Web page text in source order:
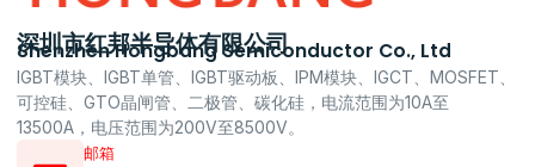
深圳市红邦半导体有限公司
Shenzhen Hongbang Semiconductor Co., Ltd
IGBT模块、IGBT单管、IGBT驱动板、IPM模块、IGCT、MOSFET、
可控硅、GTO晶闸管、二极管、碳化硅，电流范围为10A至
13500A，电压范围为200V至8500V。
邮箱